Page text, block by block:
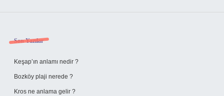
Sidebar
Son Yazılar
Keşap’ın anlamı nedir ?
Bozköy plaji nerede ?
Kros ne anlama gelir ?